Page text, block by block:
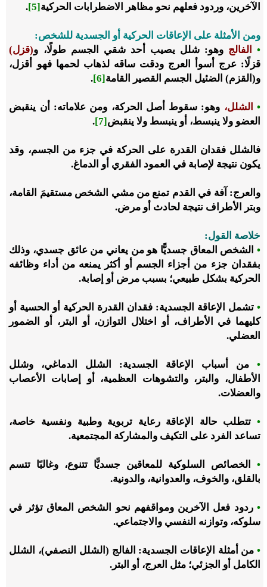
الآخرين، وردود فعلهم نحو مظاهر الاضطرابات الحركية[5]
.
ومن الأمثلة على الإعاقات الحركية أو الجسدية ‏للشخص:
•الفالجوهو: ‌شلل ‌يصيب ‌أحد ‌شقي الجسم طولًا، و(قزل)
قزلًا: ‌عرج أسوأ ‌العرج ودقت ساقه لذهاب لحمها فهو أقزل،
و(القزم) الضئيل الجسم القصير القامة[6]
.
•الشلل، وهو: سقوط أصل ‌الحركة، ومن علاماته: أن ينقبض
‌العضو ولا ينبسط، أو ينبسط ولا ينقبض[7]
.
فالشلل فقدان القدرة على الحركة في جزء من الجسم، وقد
يكون نتيجة لإصابة في العمود الفقري أو الدماغ.
والعرج: آفة في القدم تمنع من مشي الشخص ‌مستقيمَ ‌القامة،
وبتر الأطراف نتيجة لحادث أو مرض.
‌خلاصة ‌القول:
• الشخص المعاق جسديًّا هو من يعاني من عائق جسدي، وذلك
بفقدان جزء من أجزاء الجسم أو أكثر يمنعه من أداء وظائفه
الحركية بشكل طبيعي؛ بسبب مرض أو إصابة.
• تشمل الإعاقة الجسدية: فقدان القدرة الحركية أو الحسية أو
كليهما في الأطراف، أو اختلال التوازن، أو البتر، أو الضمور
العضلي.
• من أسباب الإعاقة الجسدية: الشلل الدماغي، وشلل
الأطفال، والبتر، والتشوهات العظمية، أو إصابات الأعصاب
والعضلات.
• تتطلب حالة الإعاقة رعاية تربوية وطبية ونفسية خاصة،
تساعد الفرد على التكيف والمشاركة المجتمعية.
• الخصائص السلوكية للمعاقين جسديًّا تتنوع، وغالبًا تتسم
بالقلق، والخوف، والعدوانية، والدونية.
• ردود فعل الآخرين ومواقفهم نحو الشخص المعاق تؤثر في
سلوكه، وتوازنه النفسي والاجتماعي.
• من أمثلة الإعاقات الجسدية: الفالج (الشلل النصفي)، الشلل
الكامل أو الجزئي؛ مثل العرج، أو البتر.